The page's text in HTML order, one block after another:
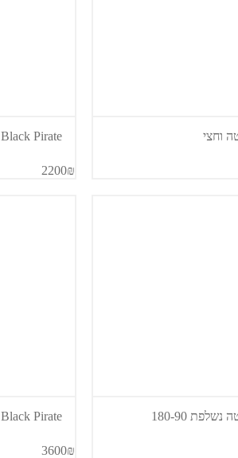
Black Pirate מיטת ילדים עם ארגז
2200₪
Black Pirate מיטת קומותיים
3600₪